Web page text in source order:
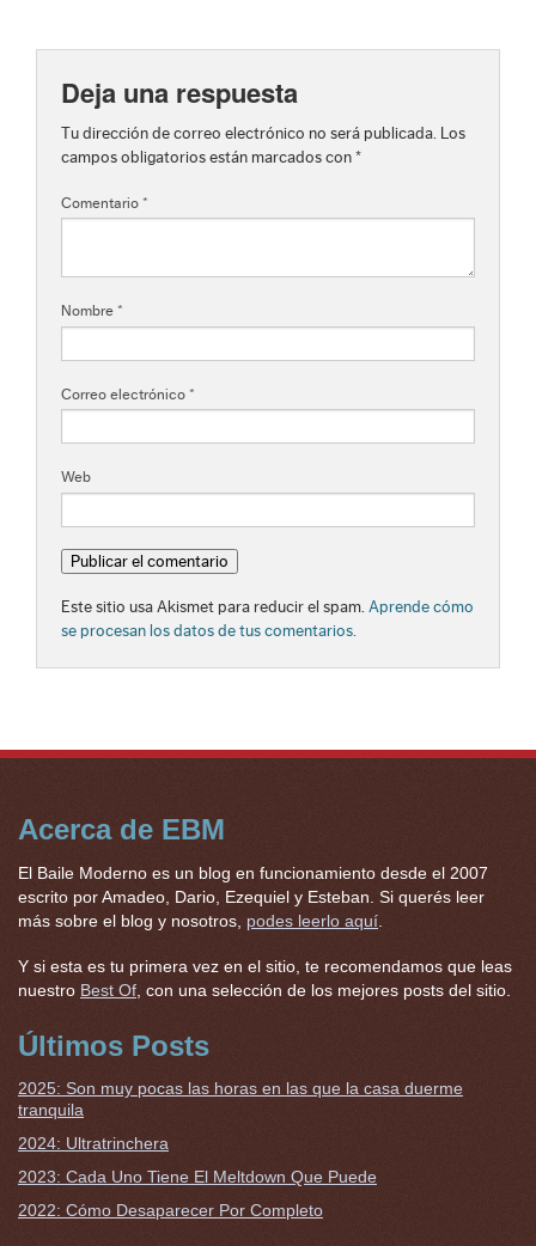
Deja una respuesta
Tu dirección de correo electrónico no será publicada.
Los
campos obligatorios están marcados con *
Comentario *
Nombre *
Correo electrónico *
Web
Este sitio usa Akismet para reducir el spam. Aprende cómo
se procesan los datos de tus comentarios.
Acerca de EBM
El Baile Moderno es un blog en funcionamiento desde el 2007
escrito por Amadeo, Dario, Ezequiel y Esteban. Si querés leer
más sobre el blog y nosotros, podes leerlo aquí
Y si esta es tu primera vez en el sitio, te recomendamos que leas
nuestro Best Of , con una selección de los mejores posts del sitio.
Últimos Posts
2025: Son muy pocas las horas en las que la casa duerme
tranquila
2024: Ultratrinchera
2023: Cada Uno Tiene El Meltdown Que Puede
2022: Cómo Desaparecer Por Completo